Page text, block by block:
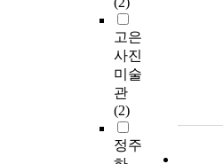
고은
사진
미술
관
(2)
정주